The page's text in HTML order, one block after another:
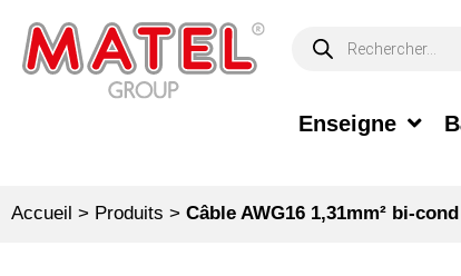
Enseigne
Accueil > Produits > Câble AWG16 1,31mm² bi-